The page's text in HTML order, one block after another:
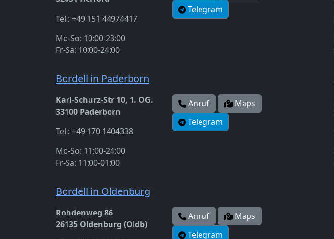
Tel.: +49 151 44974417
Mo-So: 10:00-23:00
Fr-Sa: 10:00-24:00
Telegram
Bordell in Paderborn
Karl-Schurz-Str 10, 1. OG.
33100 Paderborn
Tel.: +49 170 1404338
Mo-So: 11:00-24:00
Fr-Sa: 11:00-01:00
Anruf
Maps
Telegram
Bordell in Oldenburg
Rohdenweg 86
26135 Oldenburg (Oldb)
Anruf
Maps
Telegram